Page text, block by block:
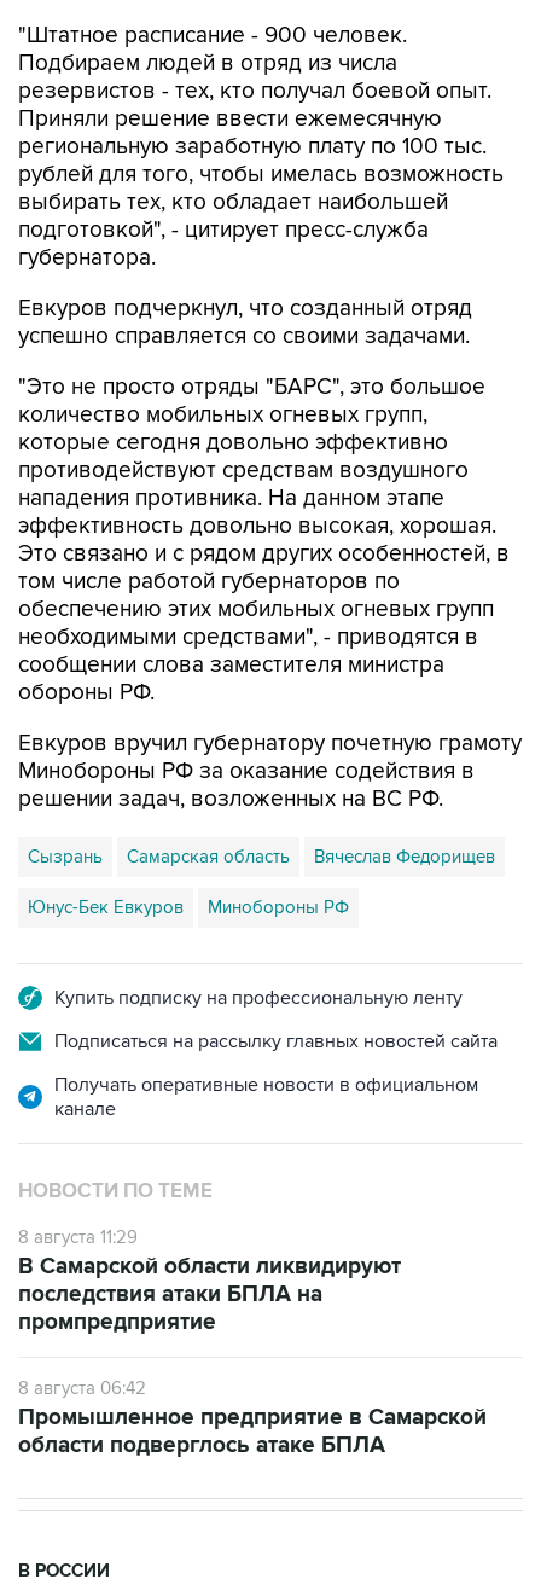
"Штатное расписание - 900 человек.
Подбираем людей в отряд из числа
резервистов - тех, кто получал боевой опыт.
Приняли решение ввести ежемесячную
региональную заработную плату по 100 тыс.
рублей для того, чтобы имелась возможность
выбирать тех, кто обладает наибольшей
подготовкой", - цитирует пресс-служба
губернатора.
Евкуров подчеркнул, что созданный отряд
успешно справляется со своими задачами.
"Это не просто отряды "БАРС", это большое
количество мобильных огневых групп,
которые сегодня довольно эффективно
противодействуют средствам воздушного
нападения противника. На данном этапе
эффективность довольно высокая, хорошая.
Это связано и с рядом других особенностей, в
том числе работой губернаторов по
обеспечению этих мобильных огневых групп
необходимыми средствами", - приводятся в
сообщении слова заместителя министра
обороны РФ.
Евкуров вручил губернатору почетную грамоту
Минобороны РФ за оказание содействия в
решении задач, возложенных на ВС РФ.
Сызрань Самарская область Вячеслав Федорищев
Юнус-Бек Евкуров Минобороны РФ
Купить подписку на профессиональную ленту
Подписаться на рассылку главных новостей сайта
Получать оперативные новости в официальном
канале
НОВОСТИ ПО ТЕМЕ
8 августа 11:29
В Самарской области ликвидируют
последствия атаки БПЛА на
промпредприятие
8 августа 06:42
Промышленное предприятие в Самарской
области подверглось атаке БПЛА
В РОССИИ